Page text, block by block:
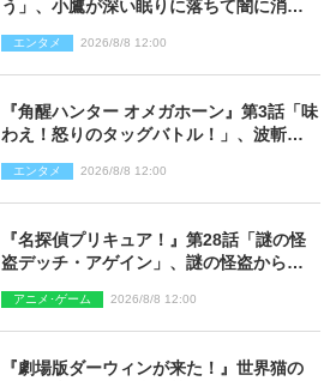
う」、小鷹が深い眠りに落ちて闇に消え
エンタメ 2026/8/8 12:00
『角醒ハンター オメガホーン』第3話「味
わえ！怒りのタッグバトル！」、波斬の
エンタメ 2026/8/8 12:00
『名探偵プリキュア！』第28話「謎の怪
盗デッチ・アゲイン」、謎の怪盗から不
アニメ･ゲーム 2026/8/8 12:00
『劇場版ダーウィンが来た！』世界猫の